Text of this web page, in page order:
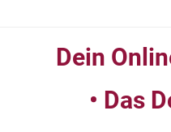
Dein
• Das